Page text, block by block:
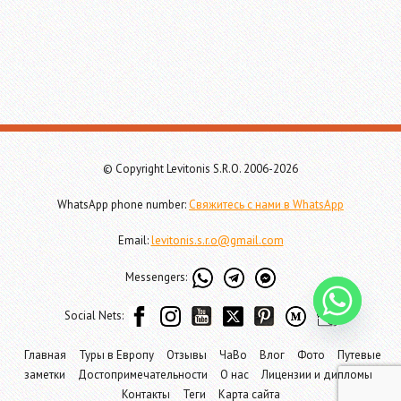
© Copyright Levitonis S.R.O. 2006-2026
WhatsApp phone number:Свяжитесь с нами в WhatsApp
Email:levitonis.s.r.o@gmail.com
Messengers:
Social Nets:
Главная Туры в Европу Отзывы ЧаВо Влог Фото
Путевые
заметки
Достопримечательности О нас
Лицензии и дипломы
Контакты
Теги Карта сайта